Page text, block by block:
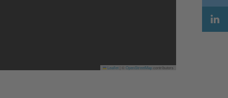
Leaflet OpenStreetMapcontributors